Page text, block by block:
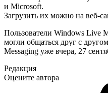
и Microsoft.
Загрузить их можно на веб-
Пользователи Windows Live
могли общаться друг с
Messaging уже вчера, 27
Редакция
Оцените автора